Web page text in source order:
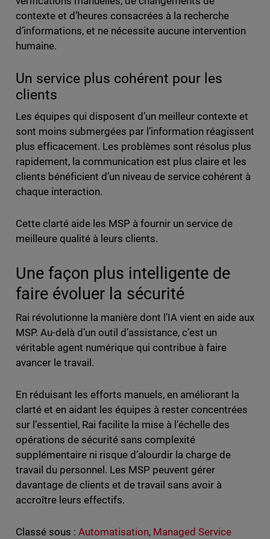
contexte et d’heures consacrées à la recherche
d’informations, et ne nécessite aucune intervention
humaine.
Un service plus cohérent pour les
clients
Les équipes qui disposent d’un meilleur contexte et
sont moins submergées par l’information réagissent
plus efficacement. Les problèmes sont résolus plus
rapidement, la communication est plus claire et les
clients bénéficient d’un niveau de service cohérent à
chaque interaction.
Cette clarté aide les MSP à fournir un service de
meilleure qualité à leurs clients.
Une façon plus intelligente de
faire évoluer la sécurité
Rai révolutionne la manière dont l’IA vient en aide aux
MSP. Au-delà d’un outil d’assistance, c’est un
véritable agent numérique qui contribue à faire
avancer le travail.
En réduisant les efforts manuels, en améliorant la
clarté et en aidant les équipes à rester concentrées
sur l’essentiel, Rai facilite la mise à l’échelle des
opérations de sécurité sans complexité
supplémentaire ni risque d’alourdir la charge de
travail du personnel. Les MSP peuvent gérer
davantage de clients et de travail sans avoir à
accroître leurs effectifs.
Classé sous : Automatisation, Managed Service